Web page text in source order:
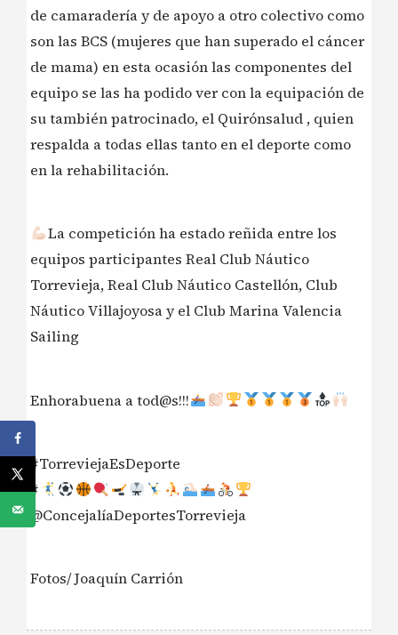
de camaradería y de apoyo a otro colectivo como
son las BCS (mujeres que han superado el cáncer
de mama) en esta ocasión las componentes del
equipo se las ha podido ver con la equipación de
su también patrocinado, el Quirónsalud , quien
respalda a todas ellas tanto en el deporte como
en la rehabilitación.
La competición ha estado reñida entre los
equipos participantes Real Club Náutico
Torrevieja, Real Club Náutico Castellón, Club
Náutico Villajoyosa y el Club Marina Valencia
Sailing
Enhorabuena a tod@s!!!
#TorreviejaEsDeporte
#
@ConcejalíaDeportesTorrevieja
Fotos/ Joaquín Carrión